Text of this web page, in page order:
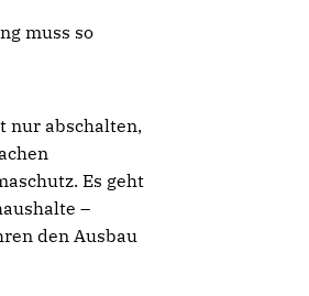
muss so
nur abschalten,
Es geht
–
den Ausbau